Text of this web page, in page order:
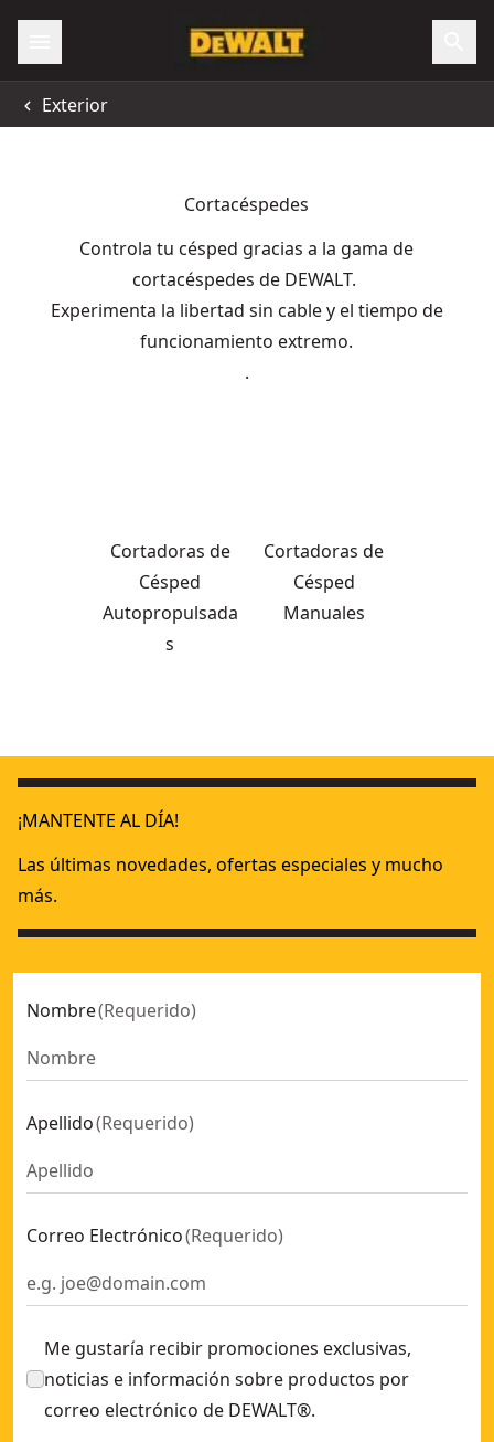
Exterior
Cortacéspedes
Controla tu césped gracias a la gama de
cortacéspedes de DEWALT.
Experimenta la libertad sin cable y el tiempo de
funcionamiento extremo.
.
Cortadoras de
Césped
Autopropulsada
s
Cortadoras de
Césped
Manuales
Cortacesped sin escobillas XR 2x18V (36V) sin cargador/
Cortacesped autopropulsado sin escobillas XR 2x18V
¡MANTENTE AL DÍA!
Las últimas novedades, ofertas especiales y mucho
más.
Nombre(Requerido)
Apellido(Requerido)
Correo Electrónico(Requerido)
Me gustaría recibir promociones exclusivas,
noticias e información sobre productos por
correo electrónico de DEWALT®.